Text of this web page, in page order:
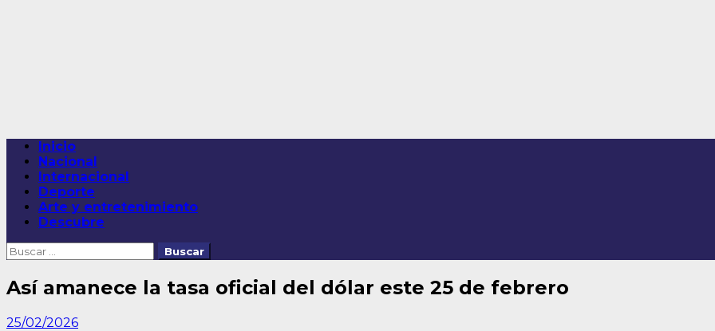
Menú
principal
Inicio
Nacional
Internacional
Deporte
Arte y entretenimiento
Descubre
Buscar:
Así amanece la tasa oficial del dólar este 25 de febrero
25/02/2026